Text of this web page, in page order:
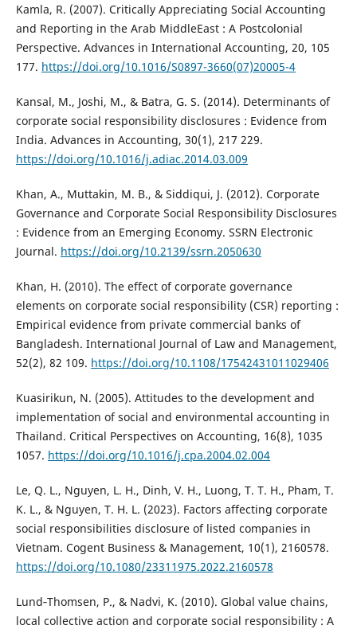
Kamla, R. (2007). Critically Appreciating Social Accounting
and Reporting in the Arab MiddleEast : A Postcolonial
Perspective. Advances in International Accounting, 20, 105
177. https://doi.org/10.1016/S0897-3660(07)20005-4
Kansal, M., Joshi, M., & Batra, G. S. (2014). Determinants of
corporate social responsibility disclosures : Evidence from
India. Advances in Accounting, 30(1), 217 229.
https://doi.org/10.1016/j.adiac.2014.03.009
Khan, A., Muttakin, M. B., & Siddiqui, J. (2012). Corporate
Governance and Corporate Social Responsibility Disclosures
: Evidence from an Emerging Economy. SSRN Electronic
Journal. https://doi.org/10.2139/ssrn.2050630
Khan, H. (2010). The effect of corporate governance
elements on corporate social responsibility (CSR) reporting :
Empirical evidence from private commercial banks of
Bangladesh. International Journal of Law and Management,
52(2), 82 109. https://doi.org/10.1108/17542431011029406
Kuasirikun, N. (2005). Attitudes to the development and
implementation of social and environmental accounting in
Thailand. Critical Perspectives on Accounting, 16(8), 1035
1057. https://doi.org/10.1016/j.cpa.2004.02.004
Le, Q. L., Nguyen, L. H., Dinh, V. H., Luong, T. T. H., Pham, T.
K. L., & Nguyen, T. H. L. (2023). Factors affecting corporate
social responsibilities disclosure of listed companies in
Vietnam. Cogent Business & Management, 10(1), 2160578.
https://doi.org/10.1080/23311975.2022.2160578
Lund‐Thomsen, P., & Nadvi, K. (2010). Global value chains,
local collective action and corporate social responsibility : A